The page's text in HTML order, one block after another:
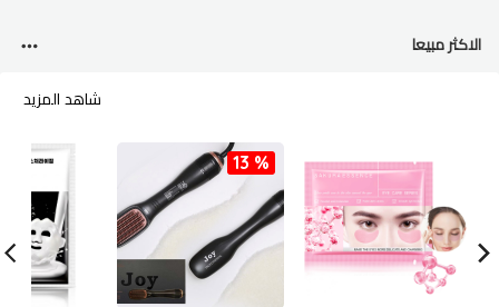
الاكثر مبيعا
شاهد المزيد
13 %